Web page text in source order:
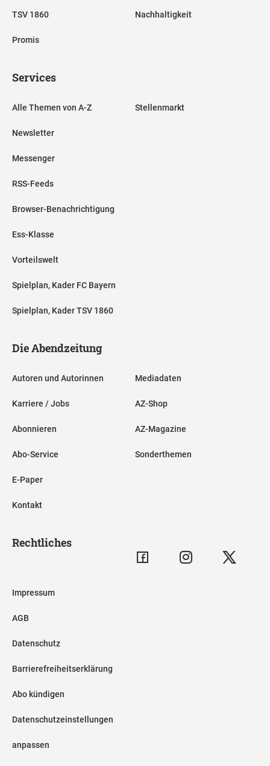
TSV 1860
Promis
Nachhaltigkeit
Services
Alle Themen von A-Z
Newsletter
Messenger
RSS-Feeds
Browser-Benachrichtigung
Ess-Klasse
Vorteilswelt
Spielplan, Kader FC Bayern
Spielplan, Kader TSV 1860
Stellenmarkt
Die Abendzeitung
Autoren und Autorinnen
Karriere / Jobs
Abonnieren
Abo-Service
E-Paper
Kontakt
Mediadaten
AZ-Shop
AZ-Magazine
Sonderthemen
Rechtliches
Impressum
AGB
Datenschutz
Barrierefreiheitserklärung
Abo kündigen
Datenschutzeinstellungen
anpassen